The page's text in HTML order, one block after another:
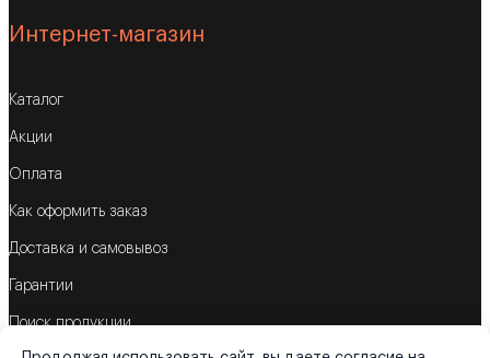
Интернет-магазин
Каталог
Акции
Оплата
Как оформить заказ
Доставка и самовывоз
Гарантии
Поиск продукции